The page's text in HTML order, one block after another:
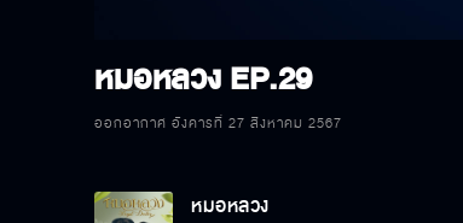
หมอหลวงEP.29
ออกอากาศ อังคารที่ 27 สิงหาคม 2567
หมอหลวง